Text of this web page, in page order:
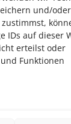
und/
IDs auf dieser
erteilst oder
Funktionen